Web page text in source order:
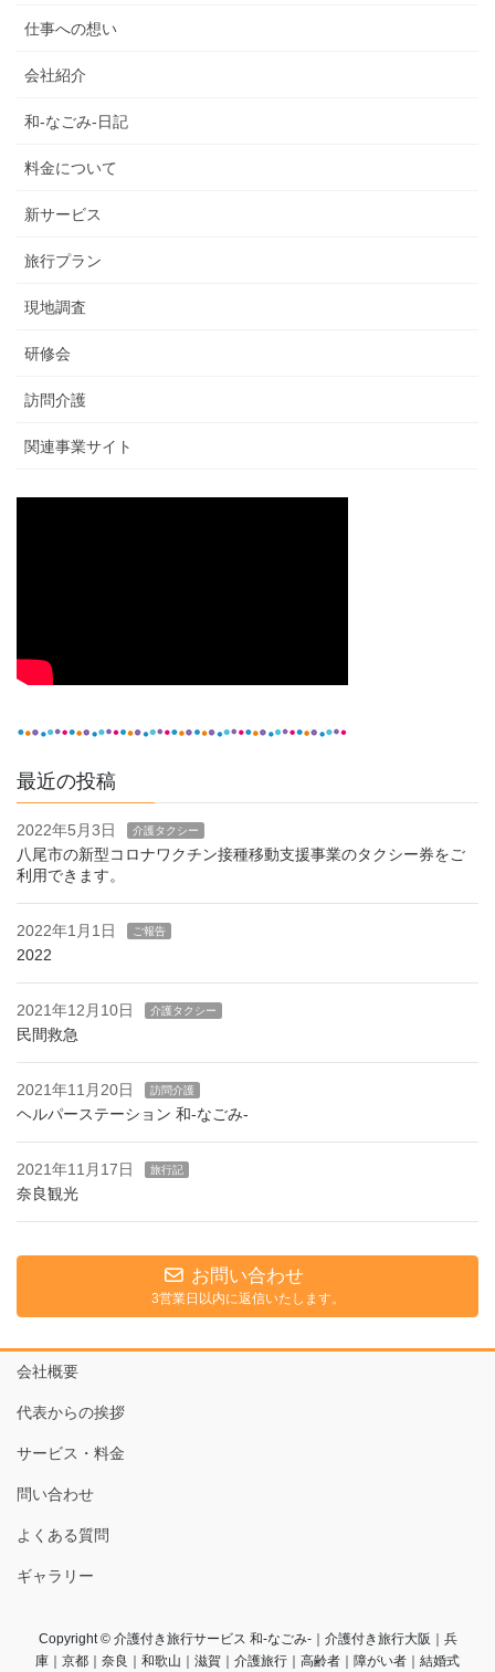
仕事への想い
会社紹介
和-なごみ-日記
料金について
新サービス
旅行プラン
現地調査
研修会
訪問介護
関連事業サイト
最近の投稿
2022年5月3日 介護タクシー
八尾市の新型コロナワクチン接種移動支援事業のタクシー券をご
利用できます。
2022年1月1日 ご報告
2022
2021年12月10日 介護タクシー
民間救急
2021年11月20日 訪問介護
ヘルパーステーション 和-なごみ-
2021年11月17日 旅行記
奈良観光
お問い合わせ
3営業日以内に返信いたします。
会社概要
代表からの挨拶
サービス・料金
問い合わせ
よくある質問
ギャラリー
Copyright © 介護付き旅行サービス 和-なごみ-｜介護付き旅行大阪｜兵
庫｜京都｜奈良｜和歌山｜滋賀｜介護旅行｜高齢者｜障がい者｜結婚式